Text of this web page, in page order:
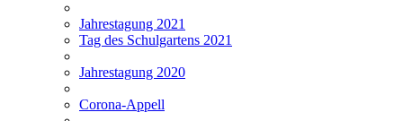
Jahrestagung 2021
Tag des Schulgartens 2021
Jahrestagung 2020
Corona-Appell